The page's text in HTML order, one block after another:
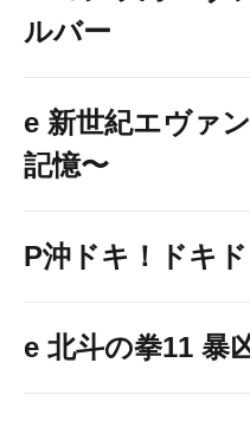
ルバー
e 新世紀エヴァ
記憶〜
P沖ドキ！ドキ
e 北斗の拳11 暴